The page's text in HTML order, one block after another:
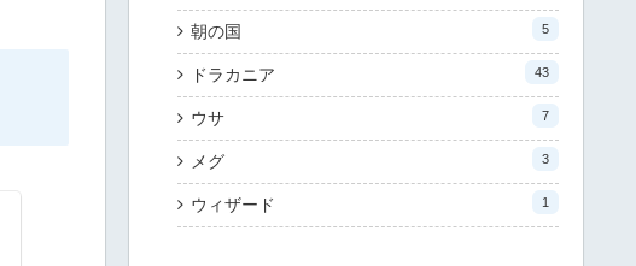
朝の国 5
ドラカニア 43
ウサ 7
メグ 3
ウィザード 1